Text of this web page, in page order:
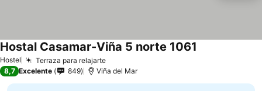
Hostel Terraza para relajarte
Hostal Casamar-Viña 5 norte 1061
8,7 Excelente 849 Viña del Mar